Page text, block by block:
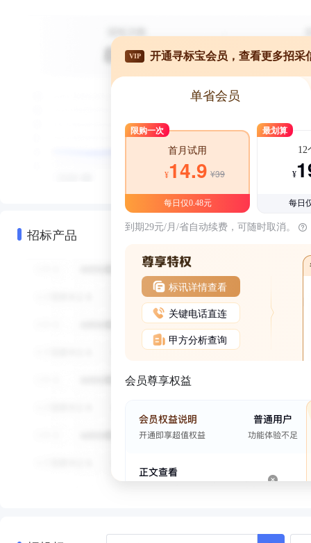
招标产品
VIP 开通寻标宝会员，查看更多招采
单省会员
限购一次
首月试用
¥14.9 ¥39
每日仅0.48元
最划算
12
¥
每日
到期29元/月/省自动续费，可随时取消。
标讯详情查看
关键电话直连
甲方分析查询
会员尊享权益